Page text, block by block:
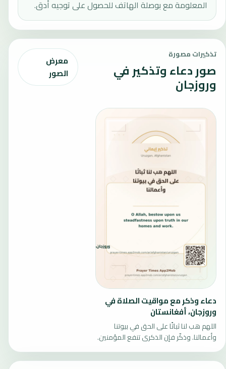
المعلومة مع بوصلة الهاتف للحصول على توجيه أدق.
تذكيرات مصورة
صور دعاء وتذكير في
وروزجان
معرض
الصور
دعاء وذكر مع مواقيت الصلاة في
وروزجان، أفغانستان
اللهم هب لنا ثباتًا على الحق في بيوتنا
وأعمالنا. وذكّر فإن الذكرى تنفع المؤمنين.